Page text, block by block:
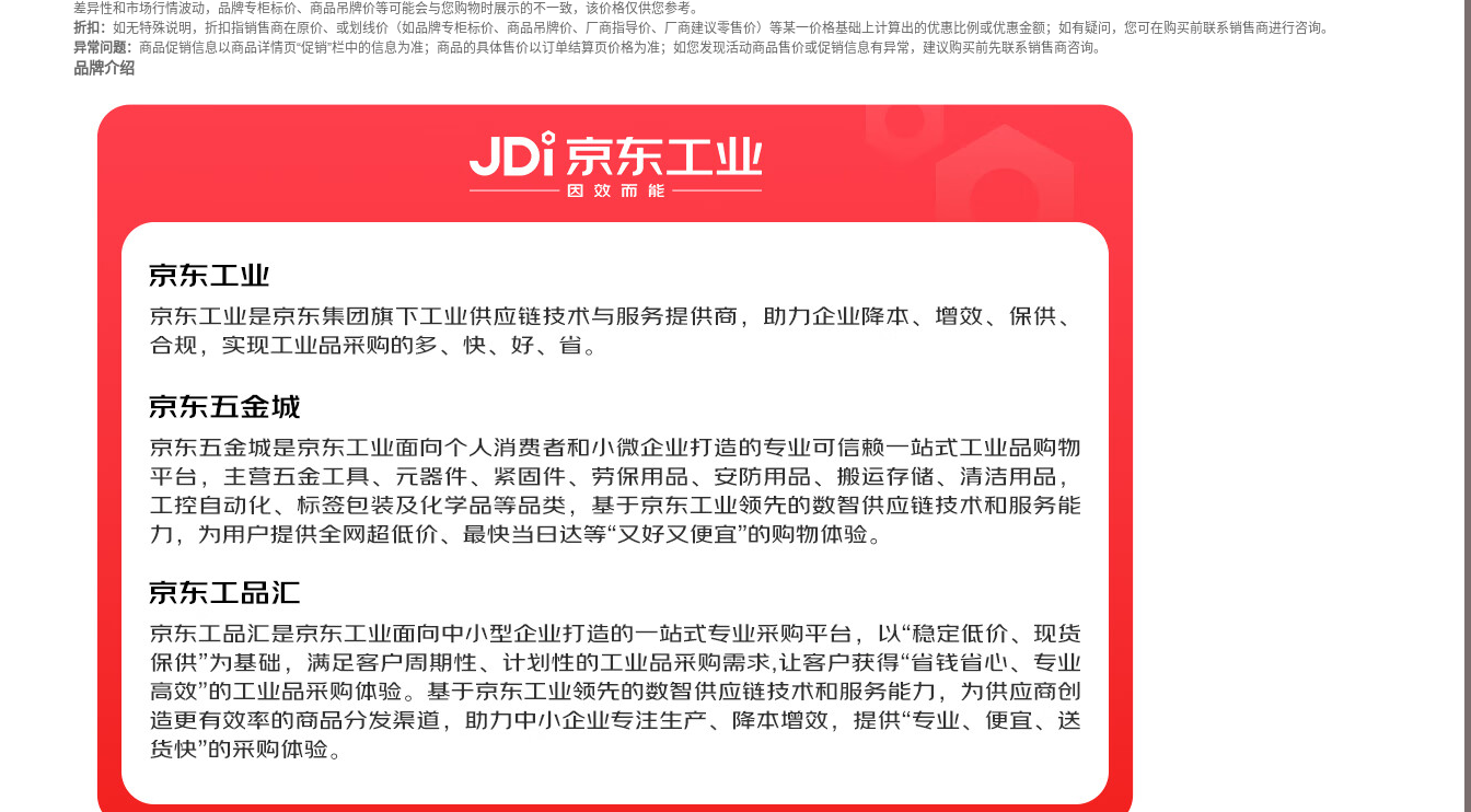
差异性和市场行情波动，品牌专柜标价、商品吊牌价等可能会与您购物时展示的不一致，该价格仅供您参考。
折扣： 如无特殊说明，折扣指销售商在原价、或划线价（如品牌专柜标价、商品吊牌价、厂商指导价、厂商建议零售价）等某一价格基础上计算出的优惠比例或优惠金额；如有疑问，您可在购买前联系销售商进行咨询。
异常问题： 商品促销信息以商品详情页“促销”栏中的信息为准；商品的具体售价以订单结算页价格为准；如您发现活动商品售价或促销信息有异常，建议购买前先联系销售商咨询。
品牌介绍